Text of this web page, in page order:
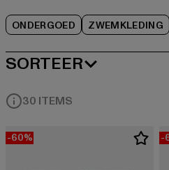
ONDERGOED ZWEMKLEDING
SORTEER
MEEST POPULAIRE
30 ITEMS
-60% -